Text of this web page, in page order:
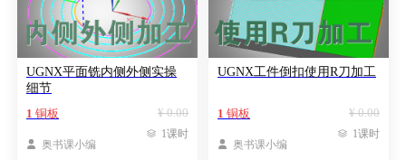
UGNX平面铣内侧外侧实操
细节
¥ 0.00
1 铜板
 奥书课小编
 1课时
UGNX工件倒扣使用R刀加工
¥ 0.00
1 铜板
 奥书课小编
 1课时